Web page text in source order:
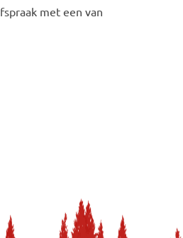
met een van